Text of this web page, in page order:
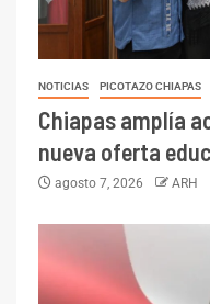
NOTICIAS PICOTAZO CHIAPAS
Chiapas amplía
nueva oferta
agosto 7, 2026 ARH